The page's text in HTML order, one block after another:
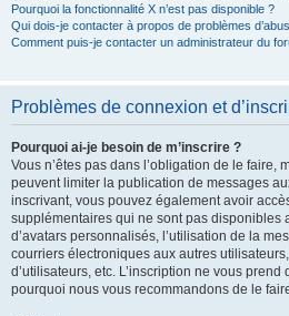
Pourquoi la fonctionnalité X n’est pas disponible ?
Qui dois-je contacter à propos de problèmes
Comment puis-je contacter un administrateur du
Problèmes de connexion et
Pourquoi ai-je besoin de m’inscrire ?
Vous n’êtes pas dans l’obligation de le faire,
peuvent limiter la publication de messages
inscrivant, vous pouvez également avoir
supplémentaires qui ne sont pas disponibles
d’avatars personnalisés, l’utilisation de la
courriers électroniques aux autres
d’utilisateurs, etc. L’inscription ne vous prend
pourquoi nous vous recommandons de le